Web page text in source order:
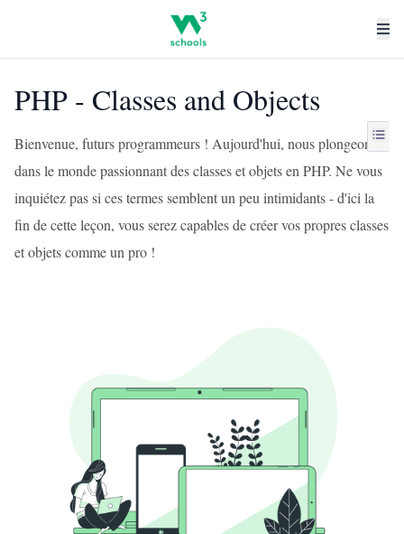
PHP - Classes and Objects
Bienvenue, futurs programmeurs ! Aujourd'hui, nous plongeons
dans le monde passionnant des classes et objets en PHP. Ne vous
inquiétez pas si ces termes semblent un peu intimidants - d'ici la
fin de cette leçon, vous serez capables de créer vos propres classes
et objets comme un pro !